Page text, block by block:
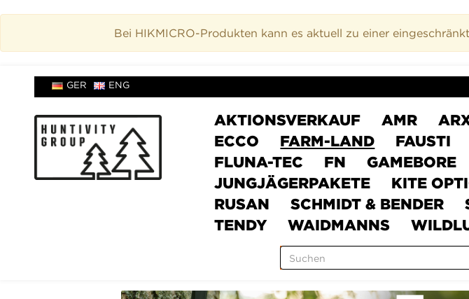
Bei HIKMICRO-Produkten kann es aktuell zu einer
GER ENG
AKTIONSVERKAUF AMR
ECCO
FARM-LAND FAUSTI
FLUNA-TEC
FN GAMEBORE
JUNGJÄGERPAKETE
KITE
RUSAN
SCHMIDT & BENDER
TENDY
WAIDMANNS